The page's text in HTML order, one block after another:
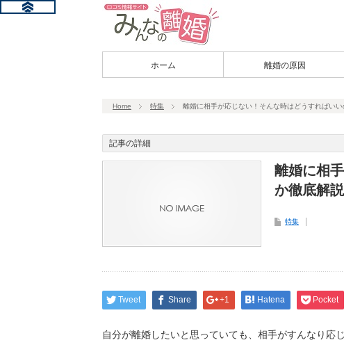
ホーム 離婚の原因
Home 特集 離婚に相手が応じない！そんな時はどうすればいい
記事の詳細
離婚に相
か徹底解説
特集
Tweet Share +1 Hatena Pocket
自分が離婚したいと思っていても、相手がすんなり応